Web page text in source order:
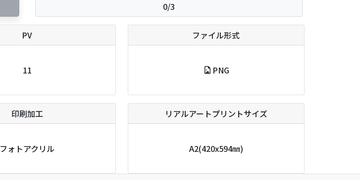
0/3
PV
11
ファイル形式
PNG
印刷加工
フォトアクリル
リアルアートプリントサイズ
A2(420x594㎜)